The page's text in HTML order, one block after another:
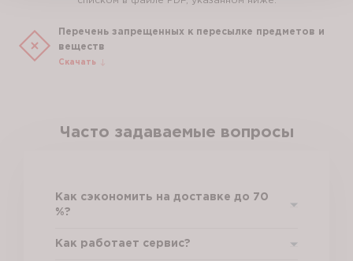
Перечень запрещенных к пересылке предметов и
веществ
Скачать
Часто задаваемые вопросы
Как сэкономить на доставке до 70
%?
Как работает сервис?